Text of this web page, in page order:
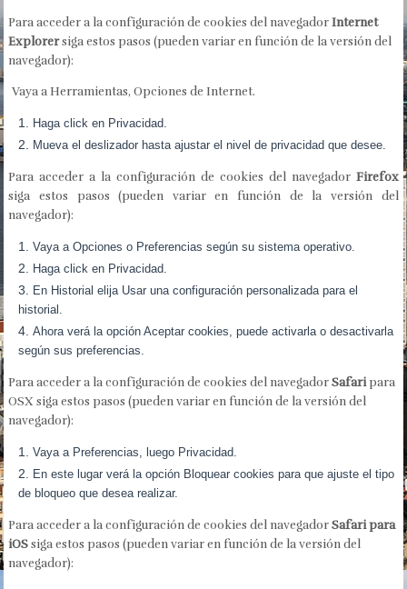
Para acceder a la configuración de cookies del navegadorInternet
Explorersiga estos pasos (pueden variar en función de la versión del
navegador):
Vaya a Herramientas, Opciones de Internet.
Haga click en Privacidad.
Mueva el deslizador hasta ajustar el nivel de privacidad que desee.
Para acceder a la configuración de cookies del navegador Firefox
siga estos pasos (pueden variar en función de la versión del
navegador):
Vaya a Opciones o Preferencias según su sistema operativo.
Haga click en Privacidad.
En Historial elija Usar una configuración personalizada para el
historial.
Ahora verá la opción Aceptar cookies, puede activarla o desactivarla
según sus preferencias.
Para acceder a la configuración de cookies del navegadorSafaripara
OSX siga estos pasos (pueden variar en función de la versión del
navegador):
Vaya a Preferencias, luego Privacidad.
En este lugar verá la opción Bloquear cookies para que ajuste el tipo
de bloqueo que desea realizar.
Para acceder a la configuración de cookies del navegadorSafari para
iOSsiga estos pasos (pueden variar en función de la versión del
navegador):